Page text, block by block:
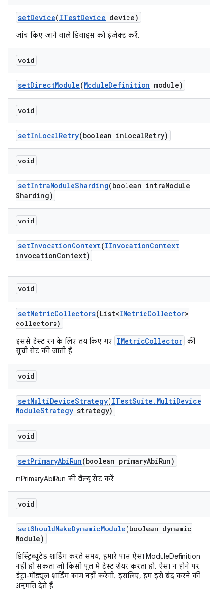
setDevice(ITestDevice device)
जांच किए जाने वाले डिवाइस को इंजेक्ट करें.
void
setDirectModule(ModuleDefinition module)
void
setInLocalRetry(boolean inLocalRetry)
void
setIntraModuleSharding(boolean intraModule
Sharding)
void
setInvocationContext(IInvocationContext
invocationContext)
void
setMetricCollectors(List<IMetricCollector>
collectors)
इससे टेस्ट रन के लिए तय किए गए IMetricCollector की
सूची सेट की जाती है.
void
setMultiDeviceStrategy(ITestSuite . MultiDevice
ModuleStrategy strategy)
void
setPrimaryAbiRun(boolean primaryAbiRun)
mPrimaryAbiRun की वैल्यू सेट करें
void
setShouldMakeDynamicModule(boolean dynamic
Module)
डिस्ट्रिब्यूटेड शार्डिंग करते समय, हमारे पास ऐसा ModuleDefinition
नहीं हो सकता जो किसी पूल में टेस्ट शेयर करता हो. ऐसा न होने पर,
इंट्रा-मॉड्यूल शार्डिंग काम नहीं करेगी. इसलिए, हम इसे बंद करने की
अनुमति देते हैं.